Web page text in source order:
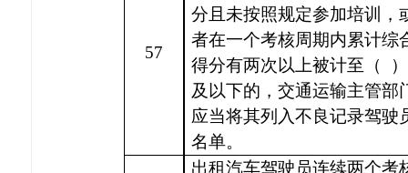
57
分且未按照规定参加培训，
者在一个考核周期内累计综
得分有两次以上被计至（
及以下的，交通运输主管部
应当将其列入不良记录驾驶
名单。
出租汽车驾驶员连续两个考